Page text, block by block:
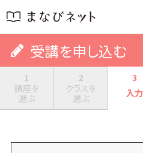
受講を申し込む
1
講座を
選ぶ
2
クラスを
選ぶ
3
入力